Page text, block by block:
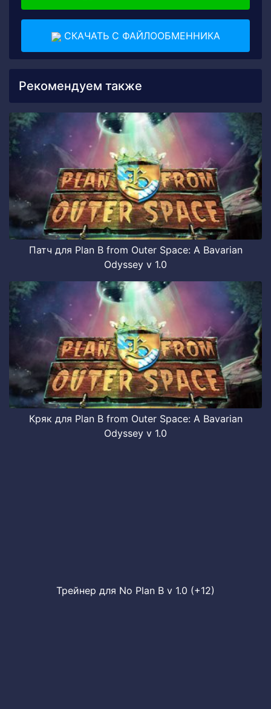
СКАЧАТЬ С ФАЙЛООБМЕННИКА
Рекомендуем также
Патч для Plan B from Outer Space: A Bavarian
Odyssey v 1.0
Кряк для Plan B from Outer Space: A Bavarian
Odyssey v 1.0
Трейнер для No Plan B v 1.0 (+12)